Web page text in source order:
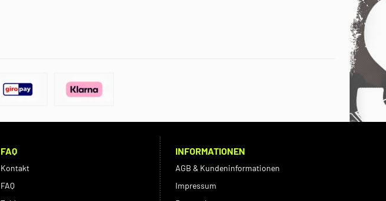
FAQ
Kontakt
FAQ
INFORMATIONEN
AGB & Kundeninformationen
Impressum